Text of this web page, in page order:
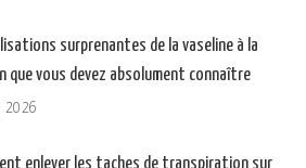
surprenantes de la vaseline à la
que vous devez absolument connaître
2026
enlever les taches de transpiration sur